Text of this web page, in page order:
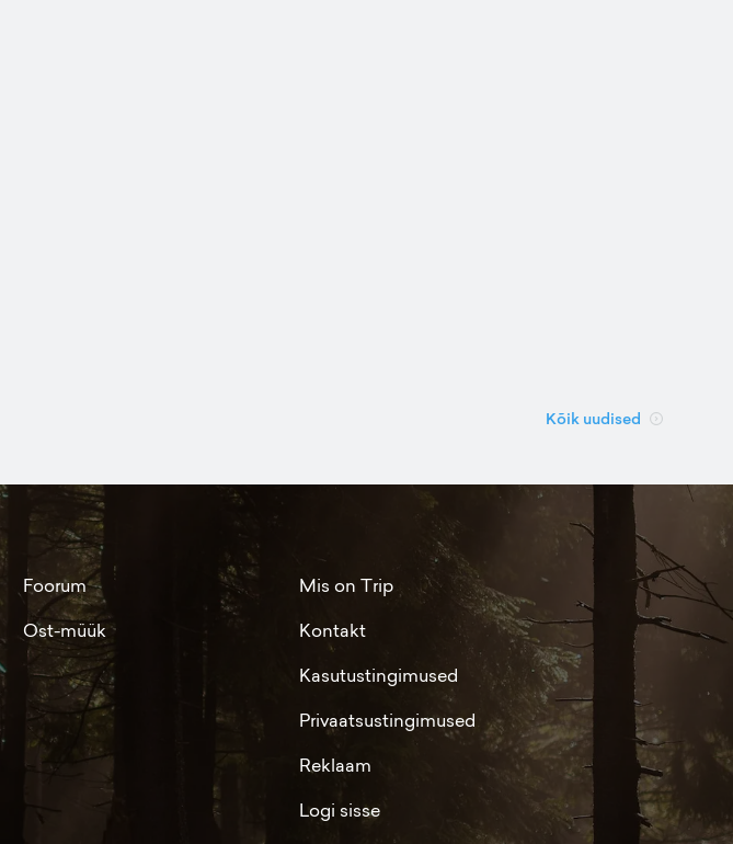
Kõik uudised
Foorum
Ost-müük
Mis on Trip
Kontakt
Kasutustingimused
Privaatsustingimused
Reklaam
Logi sisse